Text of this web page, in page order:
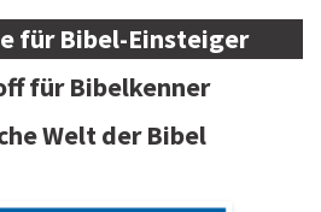
für Bibel-Einsteiger
für Bibelkenner
Welt der Bibel